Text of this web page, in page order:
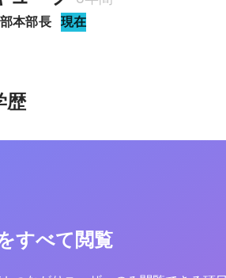
本部長 現在
歴
すべて閲覧